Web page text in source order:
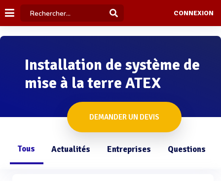
CONNEXION
Installation de système de
mise à la terre ATEX
DEMANDER UN DEVIS
Tous Actualités Entreprises Questions